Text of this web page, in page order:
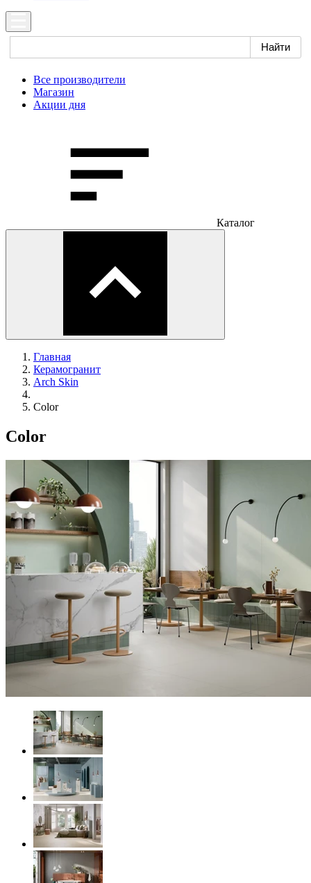
Все производители
Магазин
Акции дня
Каталог
Главная
Керамогранит
Arch Skin
Color
Color